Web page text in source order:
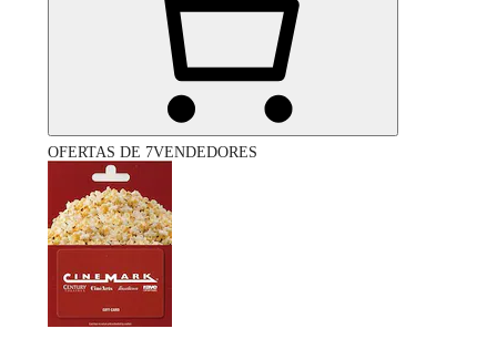
OFERTAS DE 7VENDEDORES